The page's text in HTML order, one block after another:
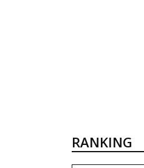
RANKING